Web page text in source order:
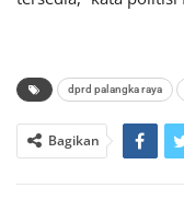
dprd palangka raya
Bagikan